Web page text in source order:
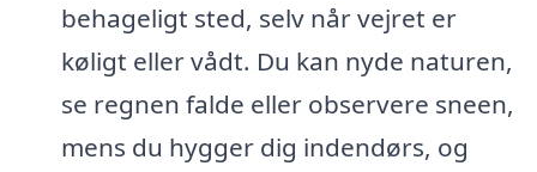
behageligt sted, selv når vejret er
køligt eller vådt. Du kan nyde naturen,
se regnen falde eller observere sneen,
mens du hygger dig indendørs, og